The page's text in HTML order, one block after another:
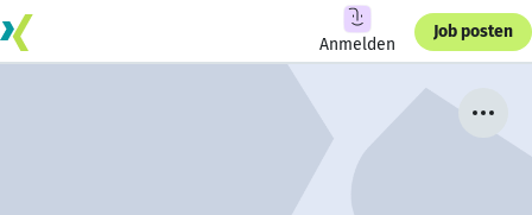
Anmelden
Job posten